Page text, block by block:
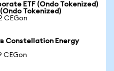
ETF (Ondo Tokenized)
Tokenized)
CEGon
в Constellation Energy
CEGon